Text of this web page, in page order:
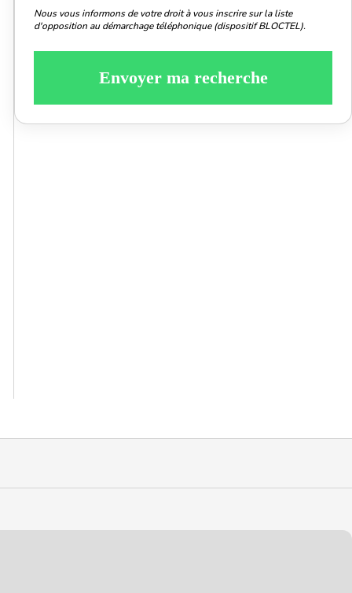
Nous vous informons de votre droit à vous inscrire sur la liste
d'opposition au démarchage téléphonique (dispositif BLOCTEL).
Envoyer ma recherche